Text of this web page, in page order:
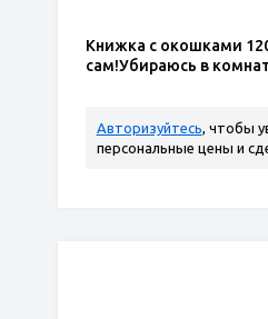
Книжка с окошками
сам!Убираюсь в
Авторизуйтесь, чтобы
персональные цены и